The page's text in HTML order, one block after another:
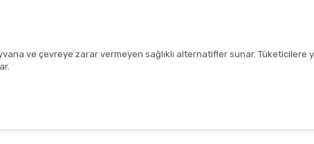
ve çevreye zarar vermeyen sağlıklı alternatifler sunar. Tüketicilere